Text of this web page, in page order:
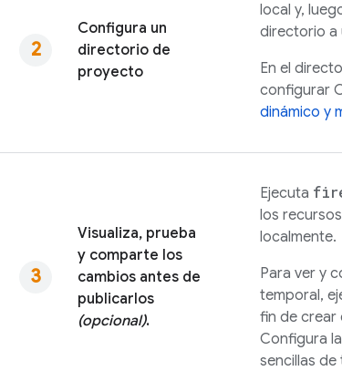
Configura un
directorio de
proyecto
local y,
directorio a
En el
configurar
dinámico y
Visualiza, prueba
y comparte los
cambios antes de
publicarlos
(opcional).
Ejecuta
los
localmente.
Para ver y
temporal,
fin de crear
Configura la
sencillas